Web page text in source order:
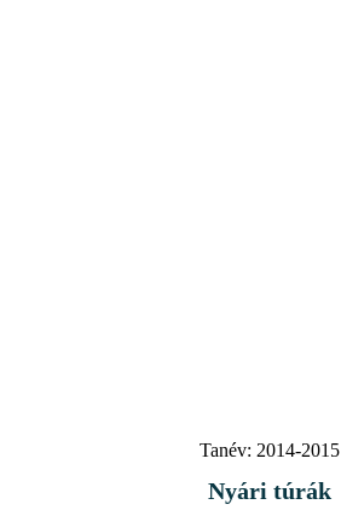
Tanév: 2014-2015
Nyári túrák